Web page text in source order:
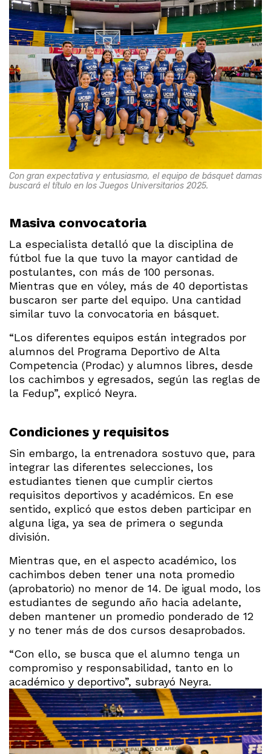
Con gran expectativa y entusiasmo, el equipo de básquet damas
buscará el título en los Juegos Universitarios 2025.
Masiva convocatoria
La especialista detalló que la disciplina de
fútbol fue la que tuvo la mayor cantidad de
postulantes, con más de 100 personas.
Mientras que en vóley, más de 40 deportistas
buscaron ser parte del equipo. Una cantidad
similar tuvo la convocatoria en básquet.
“Los diferentes equipos están integrados por
alumnos del Programa Deportivo de Alta
Competencia (Prodac) y alumnos libres, desde
los cachimbos y egresados, según las reglas de
la Fedup”, explicó Neyra.
Condiciones y requisitos
Sin embargo, la entrenadora sostuvo que, para
integrar las diferentes selecciones, los
estudiantes tienen que cumplir ciertos
requisitos deportivos y académicos. En ese
sentido, explicó que estos deben participar en
alguna liga, ya sea de primera o segunda
división.
Mientras que, en el aspecto académico, los
cachimbos deben tener una nota promedio
(aprobatorio) no menor de 14. De igual modo, los
estudiantes de segundo año hacia adelante,
deben mantener un promedio ponderado de 12
y no tener más de dos cursos desaprobados.
“Con ello, se busca que el alumno tenga un
compromiso y responsabilidad, tanto en lo
académico y deportivo”, subrayó Neyra.